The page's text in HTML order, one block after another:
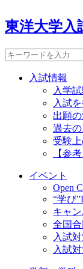
東洋大学入
入試情報
入学
入試
出願
過去
受験
【参
イベント
Open
“学び
キャ
全国
入試
入試